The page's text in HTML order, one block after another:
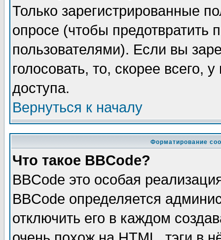
Только зарегистрированные
опросе (чтобы предотвратить
пользователями). Если вы
голосовать, то, скорее всего,
доступа.
Вернуться к началу
Форматирование
Что такое BBCode?
BBCode это особая
BBCode определяется
отключить его в каждом